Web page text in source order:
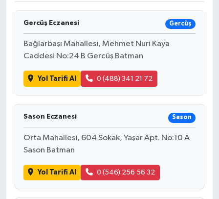
Gercüş Eczanesi Gercüş
Bağlarbaşı Mahallesi, Mehmet Nuri Kaya
Caddesi No:24 B Gercüş Batman
Yol Tarifi Al 0 (488) 341 21 72
Sason Eczanesi Sason
Orta Mahallesi, 604 Sokak, Yaşar Apt. No:10 A
Sason Batman
Yol Tarifi Al 0 (546) 256 56 32